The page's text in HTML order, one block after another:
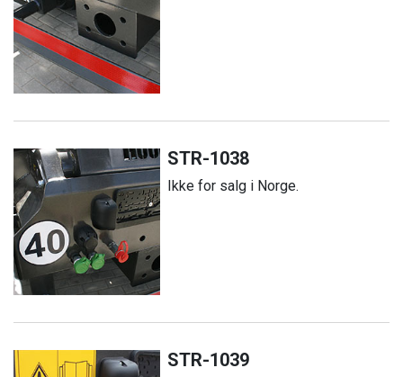
STR-1038
Ikke for salg i Norge.
STR-1039